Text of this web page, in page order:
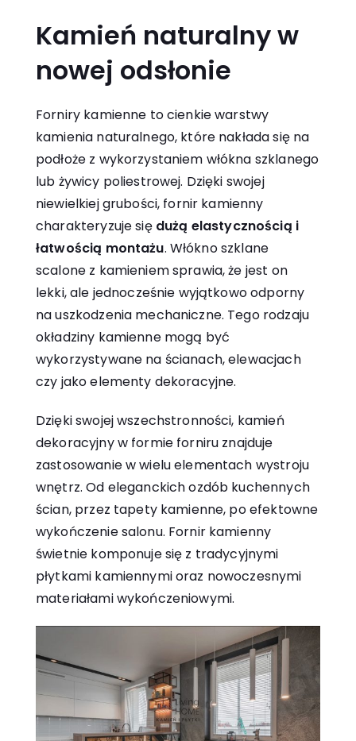
Kamień naturalny w
nowej odsłonie
Forniry kamienne to cienkie warstwy
kamienia naturalnego, które nakłada się na
podłoże z wykorzystaniem włókna szklanego
lub żywicy poliestrowej. Dzięki swojej
niewielkiej grubości, fornir kamienny
charakteryzuje się dużą elastycznością i
łatwością montażu. Włókno szklane
scalone z kamieniem sprawia, że jest on
lekki, ale jednocześnie wyjątkowo odporny
na uszkodzenia mechaniczne. Tego rodzaju
okładziny kamienne mogą być
wykorzystywane na ścianach, elewacjach
czy jako elementy dekoracyjne.
Dzięki swojej wszechstronności, kamień
dekoracyjny w formie forniru znajduje
zastosowanie w wielu elementach wystroju
wnętrz. Od eleganckich ozdób kuchennych
ścian, przez tapety kamienne, po efektowne
wykończenie salonu. Fornir kamienny
świetnie komponuje się z tradycyjnymi
płytkami kamiennymi oraz nowoczesnymi
materiałami wykończeniowymi.